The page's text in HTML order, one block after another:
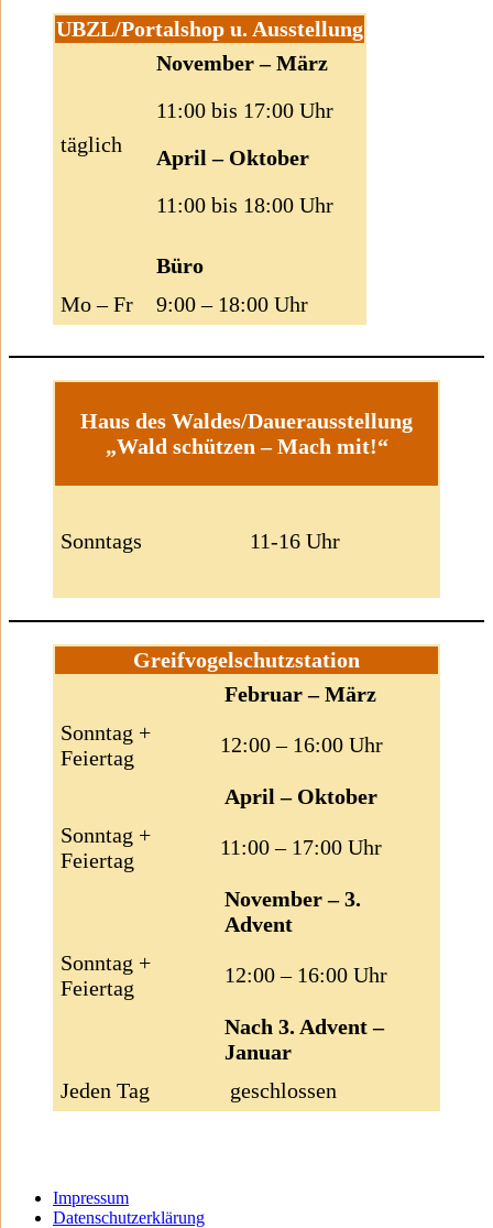
UBZL/Portalshop u. Ausstellung
täglich
November – März
11:00 bis 17:00 Uhr
April – Oktober
11:00 bis 18:00 Uhr
Büro
Mo – Fr
9:00 – 18:00 Uhr
Haus des Waldes/Dauerausstellung
„Wald schützen – Mach mit!“
Sonntags 11-16 Uhr
Greifvogelschutzstation
Februar – März
Sonntag +
Feiertag
12:00 – 16:00 Uhr
April – Oktober
Sonntag +
Feiertag
11:00 – 17:00 Uhr
November – 3.
Advent
Sonntag +
Feiertag
12:00 – 16:00 Uhr
Nach 3. Advent –
Januar
Jeden Tag
geschlossen
Impressum
Datenschutzerklärung